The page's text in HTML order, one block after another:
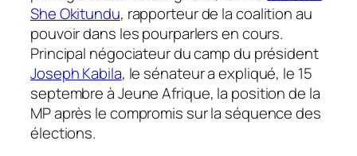
She Okitundu, rapporteur de la coalition au
pouvoir dans les pourparlers en cours.
Principal négociateur du camp du président
Joseph Kabila, le sénateur a expliqué, le 15
septembre àJeune Afrique, la position de la
MP après le compromis sur la séquence des
élections.